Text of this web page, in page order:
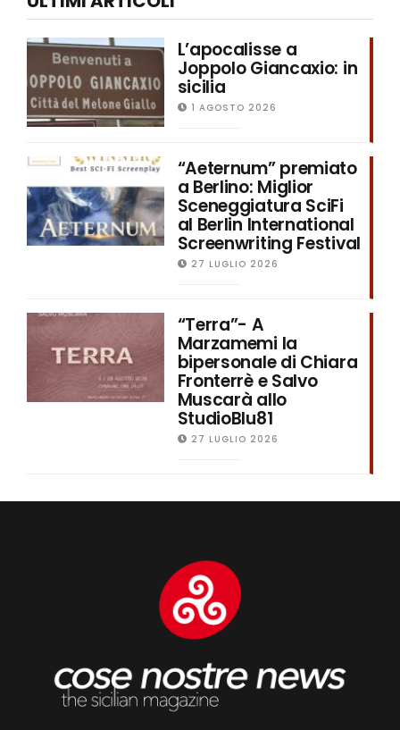
L’apocalisse a
Joppolo Giancaxio: in
sicilia
1 AGOSTO 2026
“Aeternum” premiato
a Berlino: Miglior
Sceneggiatura SciFi
al Berlin International
Screenwriting Festival
27 LUGLIO 2026
“Terra”- A
Marzamemi la
bipersonale di Chiara
Fronterrè e Salvo
Muscarà allo
StudioBlu81
27 LUGLIO 2026